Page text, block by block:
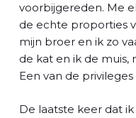
voorbijgereden. Me
de echte proporties
mijn broer en ik zo
de kat en ik de muis,
Een van de
De laatste keer dat